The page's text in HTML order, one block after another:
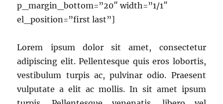
p_margin_bottom=”20″ width=”1/1″
el_position=”first last”]
Lorem ipsum dolor sit amet, consectetur
adipiscing elit. Pellentesque quis eros lobortis,
vestibulum turpis ac, pulvinar odio. Praesent
vulputate a elit ac mollis. In sit amet ipsum